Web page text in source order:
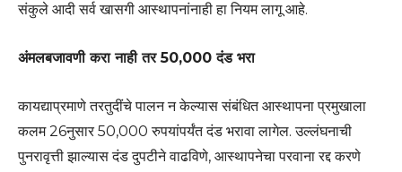
संकुले आदी सर्व खासगी आस्थापनांनाही हा नियम लागू आहे.
अंमलबजावणी करा नाही तर 50,000 दंड भरा
कायद्याप्रमाणे तरतुदींचे पालन न केल्यास संबंधित आस्थापना प्रमुखाला
कलम 26नुसार 50,000 रुपयांपर्यंत दंड भरावा लागेल. उल्लंघनाची
पुनरावृत्ती झाल्यास दंड दुपटीने वाढविणे, आस्थापनेचा परवाना रद्द करणे